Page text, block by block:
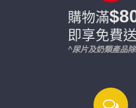
購物滿
即享免費
^尿片及奶類產品